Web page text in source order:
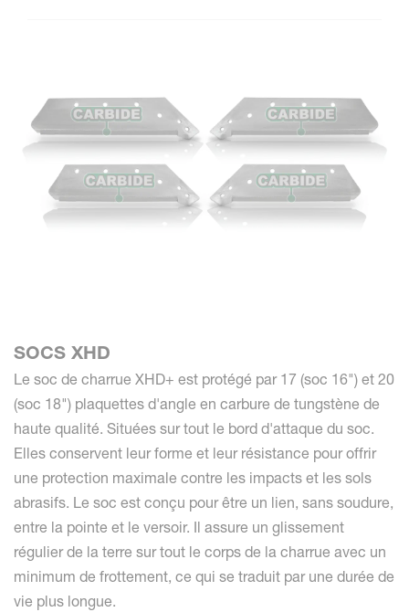
SOCS XHD
Le soc de charrue XHD+ est protégé par 17 (soc 16") et 20
(soc 18") plaquettes d'angle en carbure de tungstène de
haute qualité. Situées sur tout le bord d'attaque du soc.
Elles conservent leur forme et leur résistance pour offrir
une protection maximale contre les impacts et les sols
abrasifs. Le soc est conçu pour être un lien, sans soudure,
entre la pointe et le versoir. Il assure un glissement
régulier de la terre sur tout le corps de la charrue avec un
minimum de frottement, ce qui se traduit par une durée de
vie plus longue.